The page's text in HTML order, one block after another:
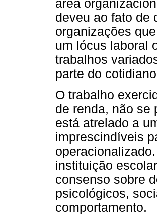
área
deveu ao fato de
organizações
um lócus laboral
trabalhos
parte do
O trabalho
de renda, não se
está atrelado a
imprescindíveis
instituição
consenso sobre
psicológicos,
comportamento.